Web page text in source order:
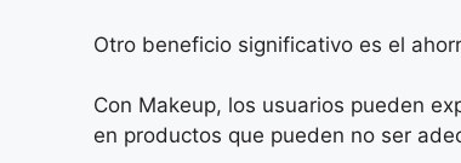
Otro beneficio significativo es el
Con Makeup, los usuarios pueden
en productos que pueden no ser